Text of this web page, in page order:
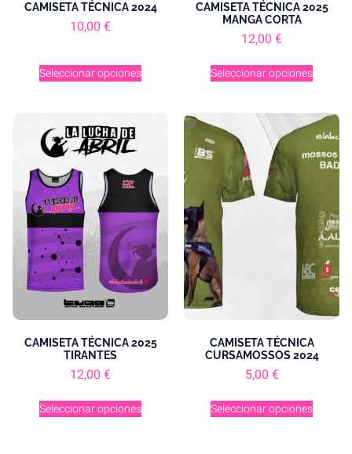
CAMISETA TÉCNICA 2024
10,00 €
Seleccionar opciones
CAMISETA TÉCNICA 2025
MANGA CORTA
12,00 €
Seleccionar opciones
CAMISETA TÉCNICA 2025
TIRANTES
12,00 €
Seleccionar opciones
CAMISETA TÉCNICA
CURSAMOSSOS 2024
5,00 €
Seleccionar opciones